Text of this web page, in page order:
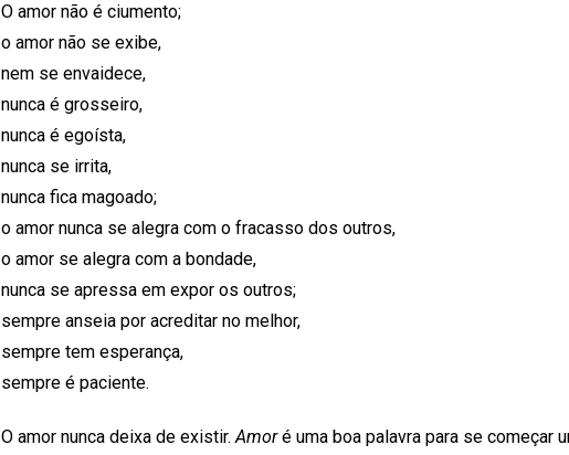
O amor não é ciumento;
o amor não se exibe,
nem se envaidece,
nunca é grosseiro,
nunca é egoísta,
nunca se irrita,
nunca fica magoado;
o amor nunca se alegra com o fracasso dos outros,
o amor se alegra com a bondade,
nunca se apressa em expor os outros;
sempre anseia por acreditar no melhor,
sempre tem esperança,
sempre é paciente.
O amor nunca deixa de existir. Amoré uma boa palavra para se começar